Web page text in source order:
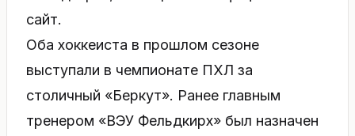
сайт.
Оба хоккеиста в прошлом сезоне
выступали в чемпионате ПХЛ за
столичный «Беркут». Ранее главным
тренером «ВЭУ Фельдкирх» был назначен